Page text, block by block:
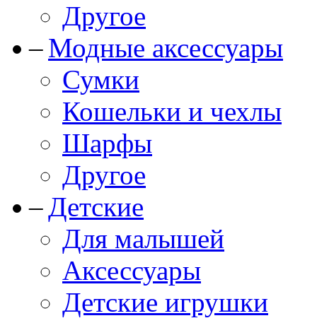
Другое
Модные аксессуары
Сумки
Кошельки и чехлы
Шарфы
Другое
Детские
Для малышей
Аксессуары
Детские игрушки